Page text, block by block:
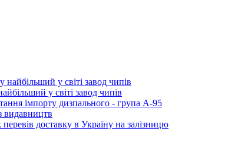
у світі завод чипів
імпорту дизпального - група А-95
видавництв
доставку в Україну на залізницю